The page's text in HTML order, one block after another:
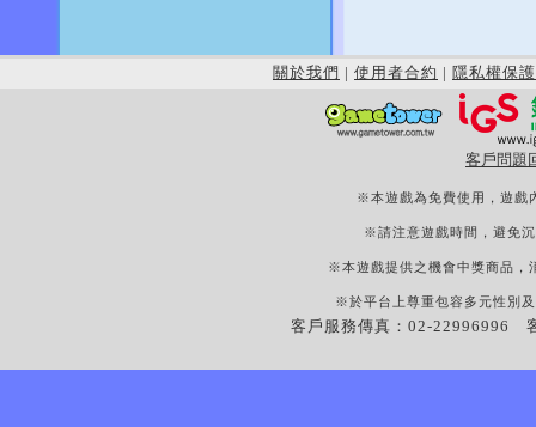
關於我們 | 使用者合約 | 隱私權保護
客戶問題
※本遊戲為免費使用，遊戲
※請注意遊戲時間，避免
※本遊戲提供之機會中獎商品，
※於平台上尊重包容多元性別
客戶服務傳真：02-22996996